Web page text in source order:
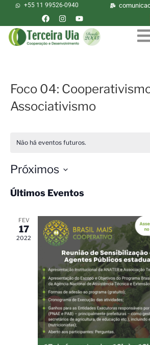
+55 11 99526-0940
Foco 04:
Associativismo
Não há eventos futuros.
Próximos
a
Últimos Eventos
FEV
17
2022